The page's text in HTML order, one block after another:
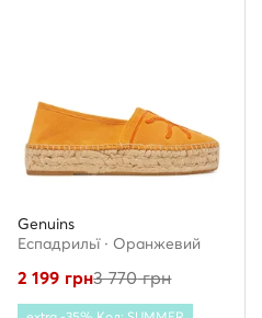
Genuins
Еспадрильї · Оранжевий
2 199 грн3 770грн